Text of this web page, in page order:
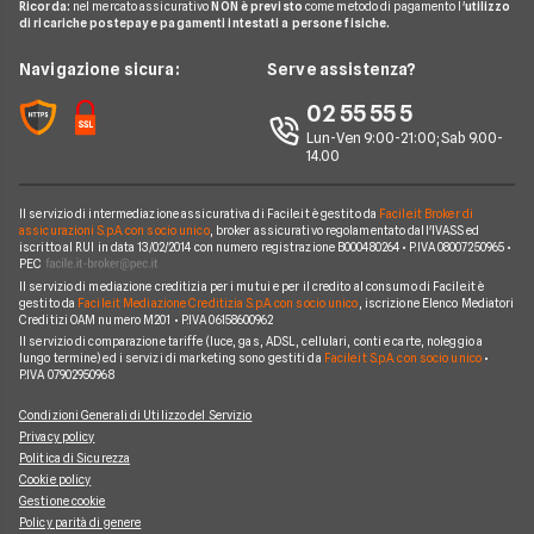
Mappa del sito
Facile.it Club
Lavora in Facile.it
Notizie Finanziamenti
Notizie Trading
Notizie Luce e gas
Offerte Telefonia Mobile Partita Iva
Notizie Telefonia Mobile
Notizie TV a pagamento
Noleggio Lungo Termine Auto Usate
Noleggio Lungo Termine Auto Elettriche
Notizie noleggio
Ricorda: nel mercato assicurativoNON è previsto come metodo di pagamento l'utilizzo
di ricariche postepay e pagamenti intestati a persone fisiche.
Navigazione sicura: Serve assistenza?
02 55 55 5
Lun-Ven 9:00-21:00; Sab 9.00-
14.00
Il servizio di intermediazione assicurativa di Facile.it è gestito da Facile.it Broker di
assicurazioni S.p.A. con socio unico, broker assicurativo regolamentato dall'IVASS ed
iscritto al RUI in data 13/02/2014 con numero registrazione B000480264 • P.IVA 08007250965 •
PEC
Il servizio di mediazione creditizia per i mutui e per il credito al consumo di Facile.it è
gestito da Facile.it Mediazione Creditizia S.p.A. con socio unico, iscrizione Elenco Mediatori
Creditizi OAM numero M201 • P.IVA 06158600962
Il servizio di comparazione tariffe (luce, gas, ADSL, cellulari, conti e carte, noleggio a
lungo termine) ed i servizi di marketing sono gestiti da Facile.it S.p.A. con socio unico•
P.IVA 07902950968
Condizioni Generali di Utilizzo del Servizio
Privacy policy
Politica di Sicurezza
Cookie policy
Gestione cookie
Policy parità di genere